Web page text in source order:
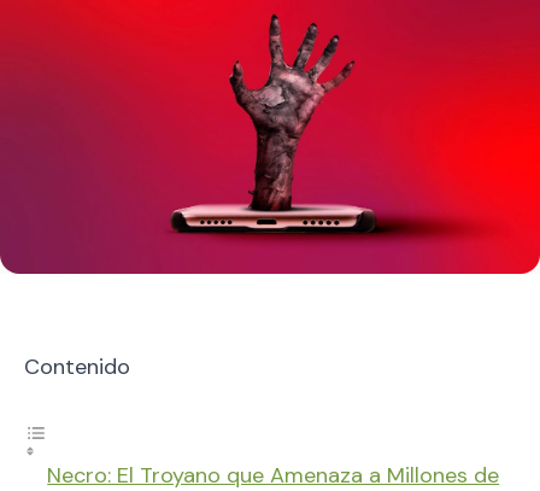
Contenido
Necro: El Troyano que Amenaza a Millones de